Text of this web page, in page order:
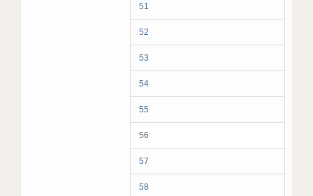
51
52
53
54
55
56
57
58